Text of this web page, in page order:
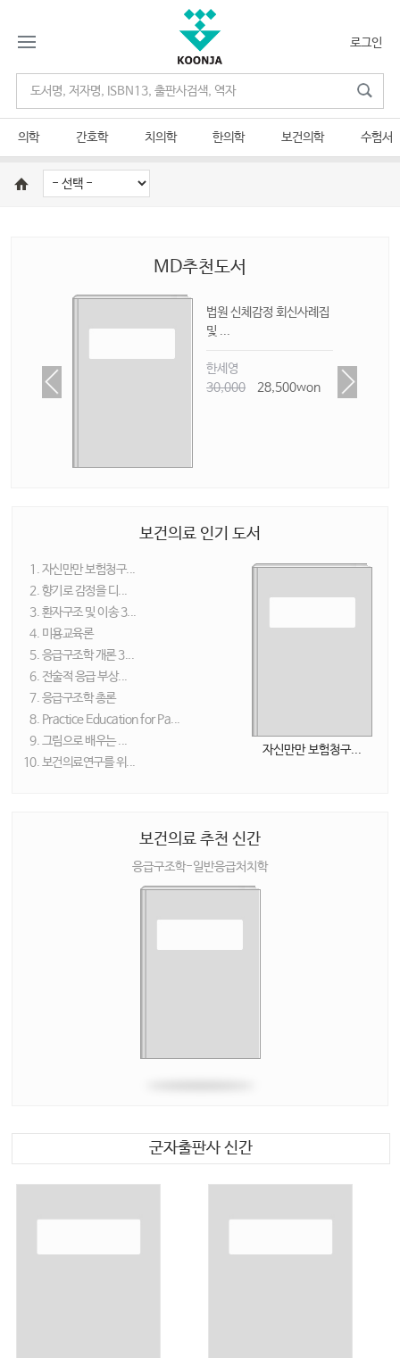
로그인
의학 간호학 치의학 한의학 보건의학 수험서
MD추천도서
법원 신체감정 회신사례집
및 ...
한세영
30,000
28,500won
보건의료 인기 도서
자신만만 보험청구...
향기로 감정을 디...
환자구조 및 이송 3...
미용교육론
응급구조학 개론 3...
전술적 응급 부상...
응급구조학 총론
Practice Education for Pa...
그림으로 배우는 ...
보건의료연구를 위...
자신만만 보험청구...
보건의료 추천 신간
응급구조학-일반응급처치학
군자출판사 신간